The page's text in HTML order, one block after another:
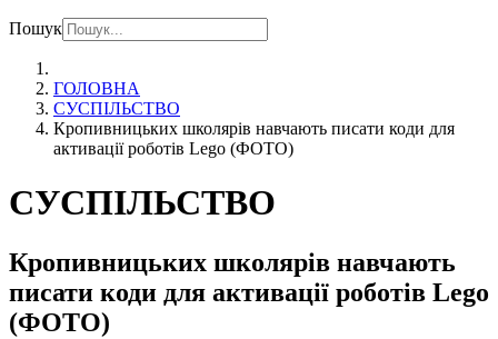
Пошук
ГОЛОВНА
СУСПІЛЬСТВО
Кропивницьких школярів навчають писати коди для
активації роботів Lego (ФОТО)
СУСПІЛЬСТВО
Кропивницьких школярів навчають
писати коди для активації роботів Lego
(ФОТО)